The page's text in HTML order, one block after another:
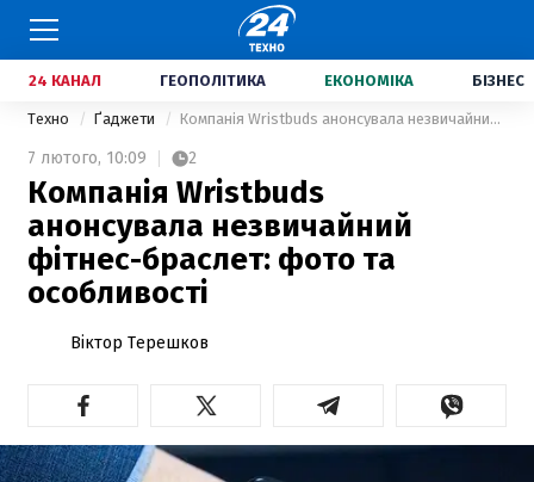
24 КАНАЛ ГЕОПОЛІТИКА ЕКОНОМІКА БІЗНЕС
Техно Ґаджети Компанія Wristbuds анонсувала незвичайний фітнес-браслет: фото та особливості
7 лютого, 10:09 2
Компанія Wristbuds
анонсувала незвичайний
фітнес-браслет: фото та
особливості
Віктор Терешков